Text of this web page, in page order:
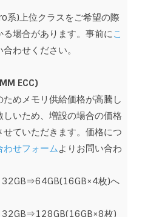
系)上位クラスをご希望の際
場合があります。事前にこ
わせください。
ECC)
めメモリ供給価格が高騰し
いため、増設の場合の価格
ていただきます。価格につ
わせフォームよりお問い合わ
32GB⇒64GB(16GB×4枚)へ
32GB⇒128GB(16GB×8枚)